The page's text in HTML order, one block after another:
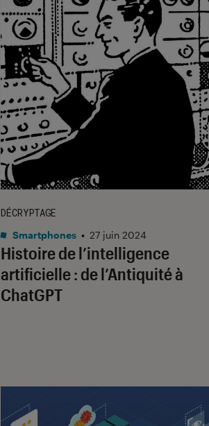
Histoire de l’intelligence
artificielle : de l’Antiquité à
ChatGPT
DÉCRYPTAGE
Smartphones • 27 juin 2024